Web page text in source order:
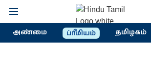
அண்மை ப்ரீமியம் தமிழகம்